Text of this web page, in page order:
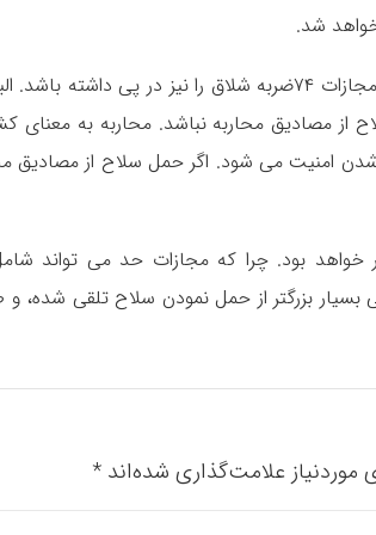
شد.
همچنین جرم جا به جایی سلاح سرد می تواند مجازات ۷۴ضربه شلاق را
از مصادیق محاربه نباشد. محاربه به
امنیت می شود. اگر حمل سلاح از مصادیق
خواهد بود‌. چرا که مجازات حد می تواند
بزرگتر از حمل نمودن سلاح تلقی شده، و
علامت‌گذاری شده‌اند *